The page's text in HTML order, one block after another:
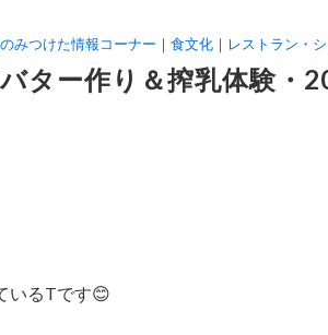
みつけた情報コーナー 食文化 レストラン・
ター作り＆搾乳体験・
いるTです😊